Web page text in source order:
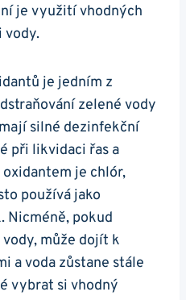
je využití vhodných
vody.
je jedním z
zelené vody
silné dezinfekční
při likvidaci řas a
je chlór,
používá jako
Nicméně, pokud
může dojít k
a voda zůstane stále
vybrat si vhodný